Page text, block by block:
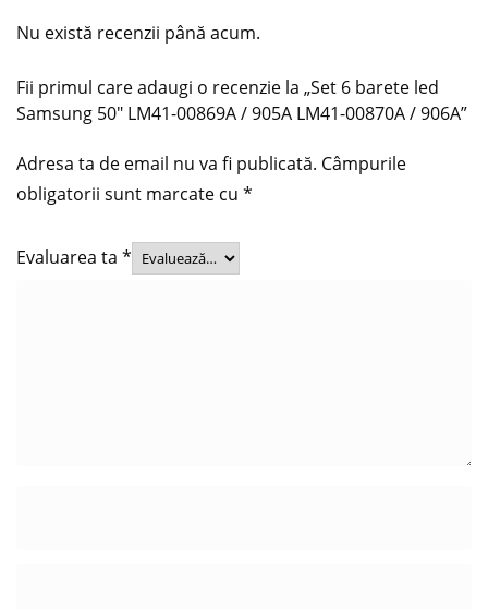
Nu există recenzii până acum.
Fii primul care adaugi o recenzie la „Set 6 barete led
Samsung 50″ LM41-00869A / 905A LM41-00870A / 906A”
Adresa ta de email nu va fi publicată. Câmpurile
obligatorii sunt marcate cu *
Evaluarea ta *